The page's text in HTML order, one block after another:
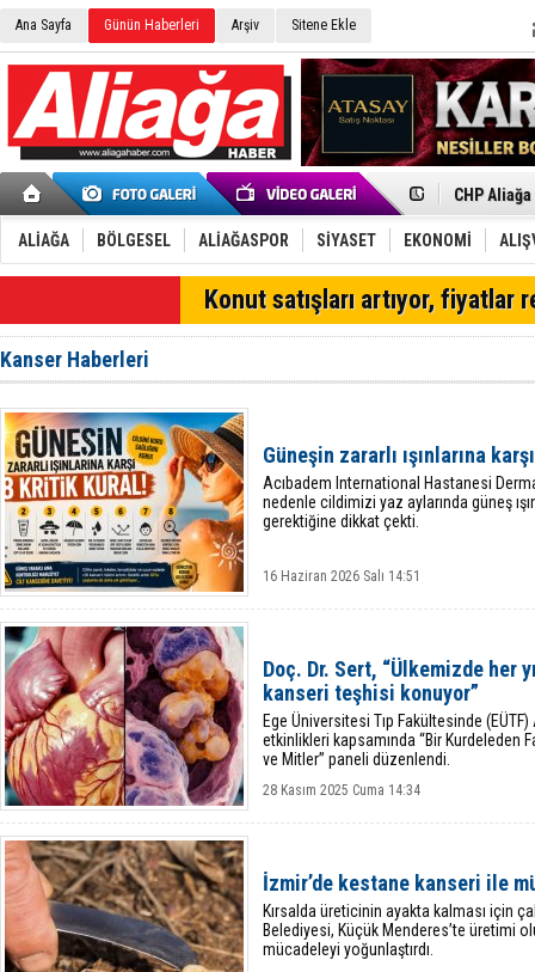
Ana Sayfa Günün Haberleri Arşiv Sitene Ekle
İzmir'in
Çağrısı
Onat
Menemen
Aliağa'da
Furkan
Chp
AK Parti
Alto,
Chp
ALİAĞA BÖLGESEL ALİAĞASPOR SİYASET EKONOMİ
Konut satışları artıyor, fiyatlar
Kanser Haberleri
Güneşin zararlı ışınlarına
Acıbadem International Hastanesi
nedenle cildimizi yaz aylarında güneş
gerektiğine dikkat çekti.
16 Haziran 2026 Salı 14:51
Doç. Dr. Sert, “Ülkemizde her
kanseri teşhisi konuyor”
Ege Üniversitesi Tıp Fakültesinde (EÜTF)
etkinlikleri kapsamında “Bir Kurdeleden
ve Mitler” paneli düzenlendi.
28 Kasım 2025 Cuma 14:34
İzmir’de kestane kanseri ile
Kırsalda üreticinin ayakta kalması için
Belediyesi, Küçük Menderes’te üretimi
mücadeleyi yoğunlaştırdı.